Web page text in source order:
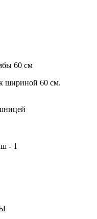
60 см
шириной 60 см.
- 1